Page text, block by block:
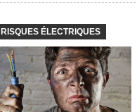
RISQUES ÉLECTRIQUES